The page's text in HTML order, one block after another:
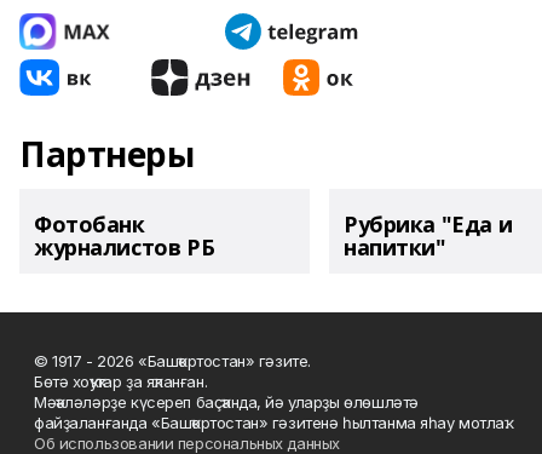
Партнеры
Фотобанк
журналистов РБ
Рубрика "Еда и
напитки"
© 1917 - 2026 «Башҡортостан» гәзите.
Бөтә хоҡуҡтар ҙа яҡланған.
Мәҡәләләрҙе күсереп баҫҡанда, йә уларҙы өлөшләтә
файҙаланғанда «Башҡортостан» гәзитенә һылтанма яһау мотлаҡ.
Об использовании персональных данных